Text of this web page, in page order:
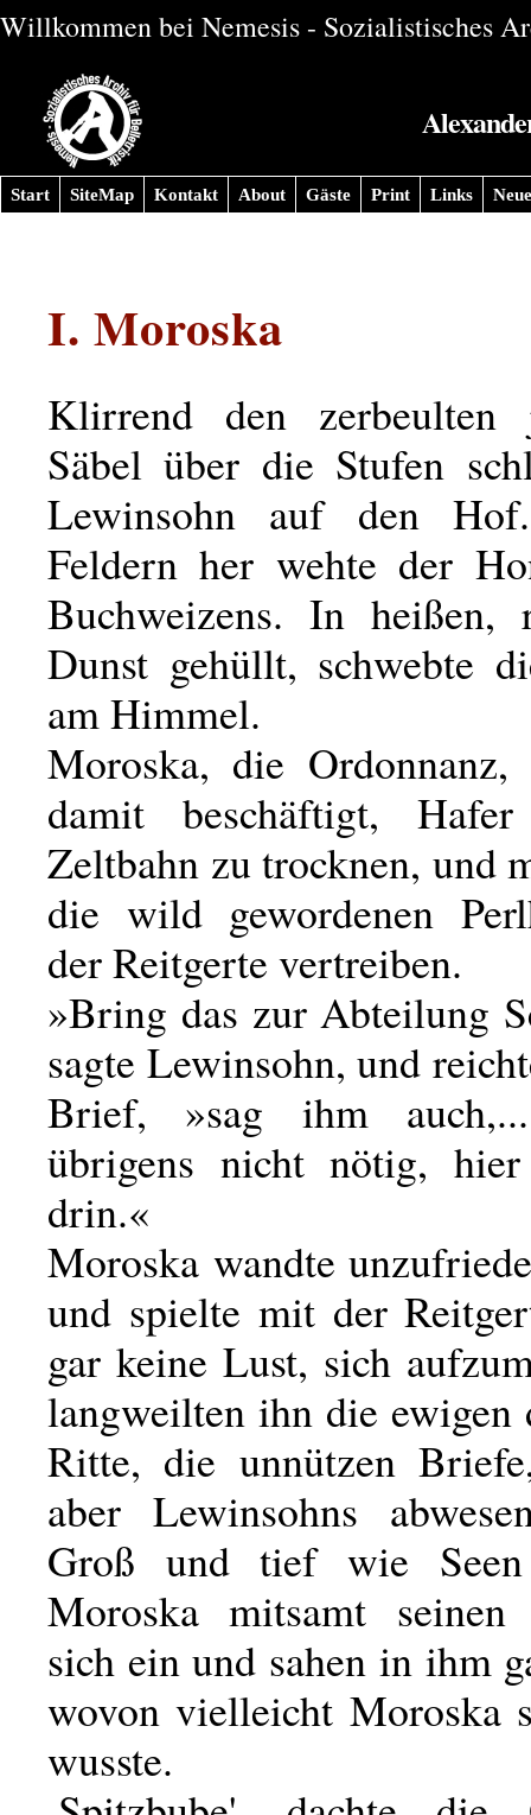
Willkommen bei Nemesis - Sozialistisches
Start SiteMap Kontakt About Gäste Print Links
I. Moroska
Klirrend den zerbeulten
Säbel über die Stufen
Lewinsohn auf den
Feldern her wehte der
Buchweizens. In heißen,
Dunst gehüllt, schwebte
am Himmel.
Moroska, die Ordonnanz,
damit beschäftigt,
Zeltbahn zu trocknen, und
die wild gewordenen
der Reitgerte vertreiben.
»Bring das zur Abteilung
sagte Lewinsohn, und
Brief, »sag ihm
übrigens nicht nötig,
drin.«
Moroska wandte
und spielte mit der
gar keine Lust, sich
langweilten ihn die ewigen
Ritte, die unnützen
aber Lewinsohns
Groß und tief wie
Moroska mitsamt
sich ein und sahen in ihm
wovon vielleicht Moroska
wusste.